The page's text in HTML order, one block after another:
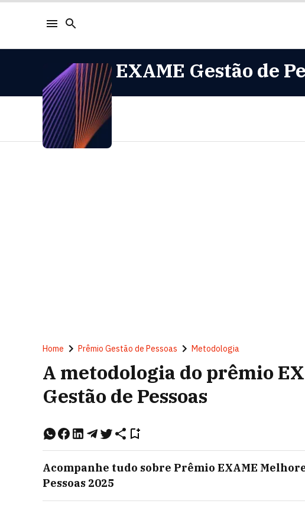
EXAME Gestão de
Home Prêmio Gestão de Pessoas Metodologia
A metodologia do prêmio
Gestão de Pessoas
Acompanhe tudo sobre Prêmio EXAME
Pessoas 2025